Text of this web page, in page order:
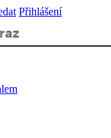
Přihlášení